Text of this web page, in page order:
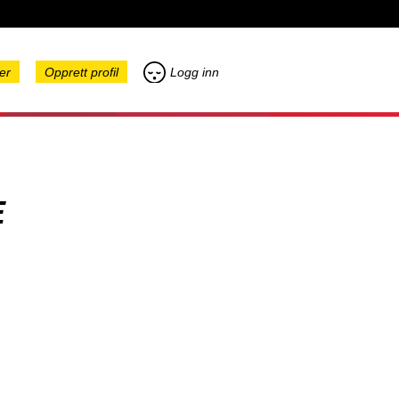
Opprett profil Logg inn